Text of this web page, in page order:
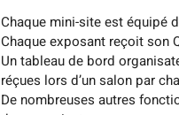
Chaque mini-site est équipé
Chaque exposant reçoit son
Un tableau de bord
réçues lors d’un salon par
De nombreuses autres